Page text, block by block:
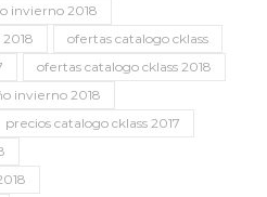
invierno 2018
ofertas catalogo cklass
ofertas catalogo cklass 2018
invierno 2018
precios catalogo cklass 2017